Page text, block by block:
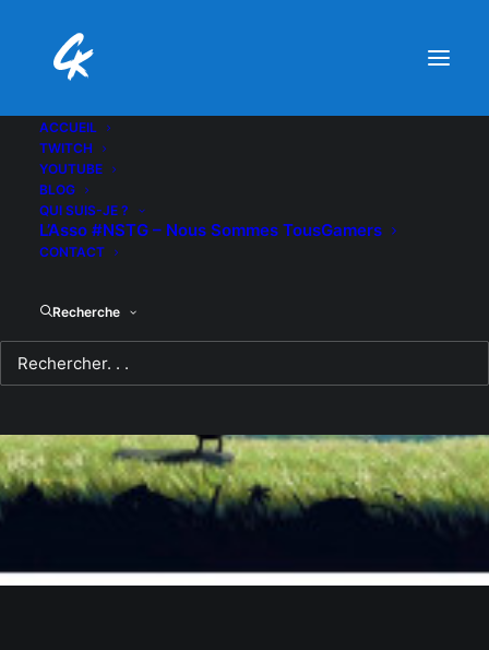
ACCUEIL
TWITCH
YOUTUBE
BLOG
QUI SUIS-JE ?
L’Asso #NSTG – Nous Sommes TousGamers
CONTACT
Recherche